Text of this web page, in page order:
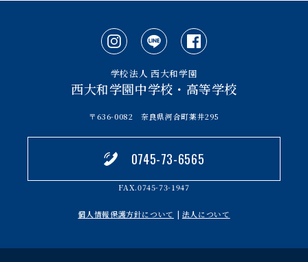
学校法人 西大和学園
西大和学園中学校・高等学校
〒636-0082 奈良県河合町薬井295
0745-73-6565
FAX.0745-73-1947
個人情報保護方針について | 法人について